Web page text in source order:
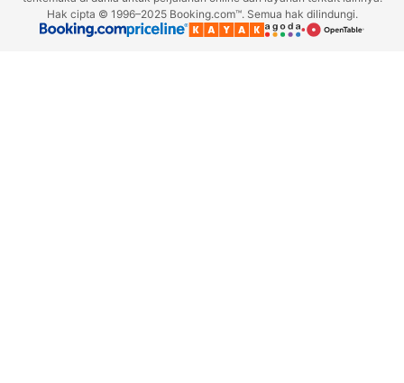
Hak cipta © 1996–2025 Booking.com™. Semua hak dilindungi.